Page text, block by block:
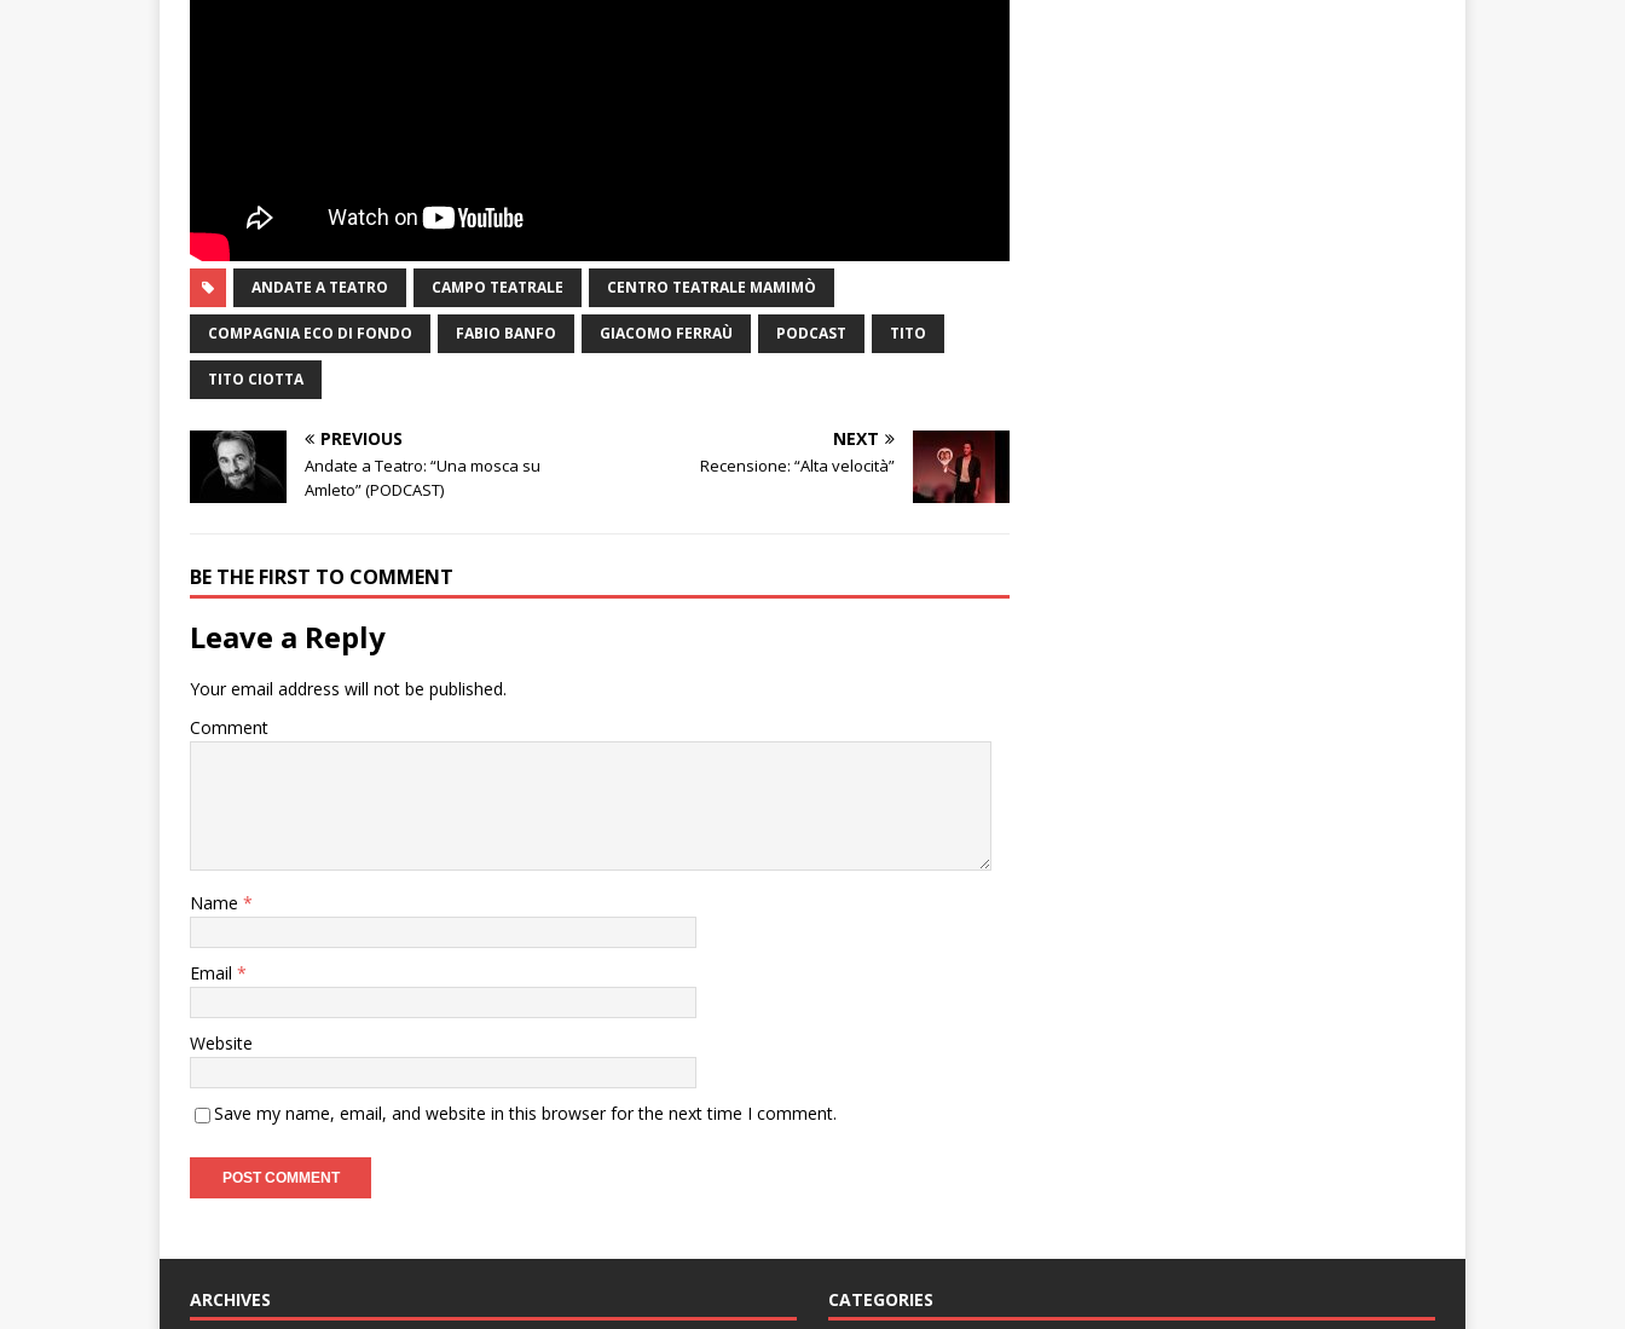
ANDATE A TEATRO CAMPO TEATRALE CENTRO TEATRALE MAMIMÒ
COMPAGNIA ECO DI FONDO FABIO BANFO GIACOMO FERRAÙ PODCAST TITO
TITO CIOTTA
PREVIOUS
Andate a Teatro: “Una mosca su
Amleto” (PODCAST)
NEXT
Recensione: “Alta velocità”
BE THE FIRST TO COMMENT
Leave a Reply
Your email address will not be published.
Comment
Name *
Email *
Website
Save my name, email, and website in this browser for the next time I comment.
ARCHIVES CATEGORIES